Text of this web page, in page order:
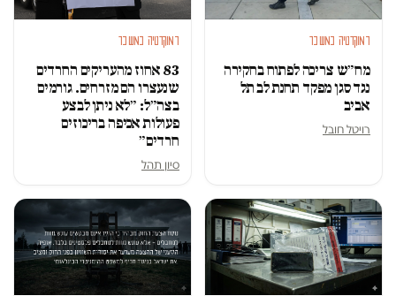
דמוקרטיה במשבר
מח״ש צריכה לפתוח בחקירה
נגד סגן מפקד תחנת לב תל
אביב
רויטל חובל
דמוקרטיה במשבר
83 אחוז מהעריקים החרדים
שנעצרו הם מזרחים. גורמים
בצה״ל: ״לא ניתן לבצע
פעולות אכיפה בריכוזים
חרדים״
סיון תהל